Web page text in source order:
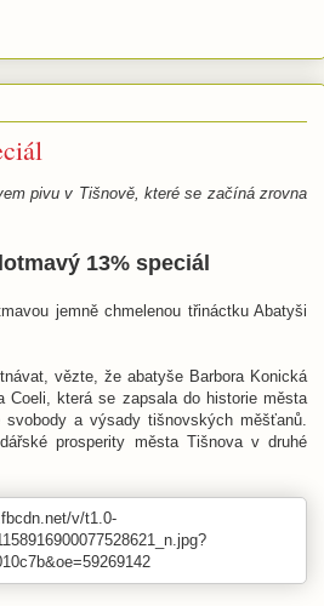
pivu v Tišnově, které se začíná zrovna
13% speciál
jemně chmelenou třináctku Abatyši
vězte, že abatyše Barbora Konická
Coeli, která se zapsala do historie města
a výsady tišnovských měšťanů.
prosperity města Tišnova v druhé